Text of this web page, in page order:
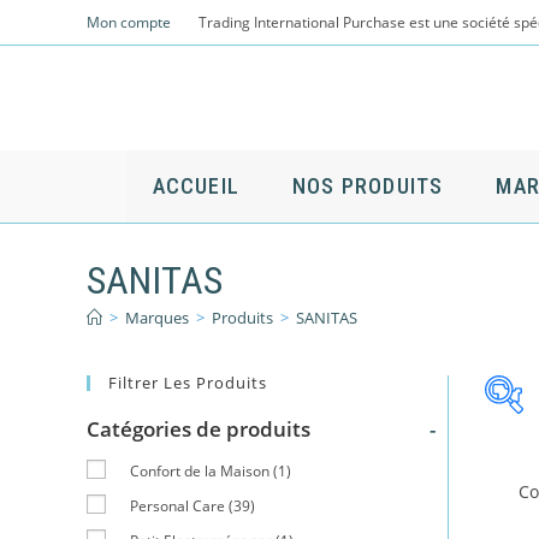
to
Mon compte Trading International Purchase est une société
ACCUEIL NOS PRODUITS
SANITAS
> Marques > Produits > SANITAS
Filtrer Les Produits
Catégories de produits -
Confort de la Maison(1)
Personal Care (39)